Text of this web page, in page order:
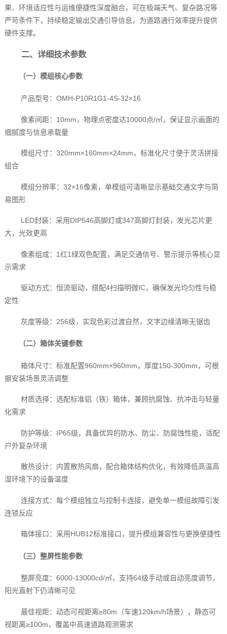
果、环境适应性与运维便捷性深度融合，可在极端天气、复杂路况等
严苛条件下，持续稳定输出交通引导信息，为道路通行效率提升提供
硬件支撑。
二、详细技术参数
（一）模组核心参数
产品型号：OMH-P10R1G1-4S-32×16
像素间距：10mm，物理点密度达10000点/㎡，保证显示画面的
细腻度与信息承载量
模组尺寸：320mm×160mm×24mm，标准化尺寸便于灵活拼接
组合
模组分辨率：32×16像素，单模组可清晰显示基础交通文字与简
易图形
LED封装：采用DIP546高脚灯或347高脚灯封装，发光芯片更
大，光效更高
像素组成：1红1绿双色配置，满足交通信号、警示提示等核心显
示需求
驱动方式：恒流驱动，搭配4扫描明微IC，确保发光均匀性与稳
定性
灰度等级：256级，实现色彩过渡自然，文字边缘清晰无锯齿
（二）箱体关键参数
箱体尺寸：标准配置960mm×960mm，厚度150-300mm，可根
据安装场景灵活调整
材质选择：选配标准铝（铁）箱体，兼顾抗腐蚀、抗冲击与轻量
化需求
防护等级：IP65级，具备优异的防水、防尘、防腐蚀性能，适配
户外复杂环境
散热设计：内置散热风扇，配合箱体结构优化，有效降低高温高
湿环境下的设备温度
连接方式：每个模组独立与控制卡连接，避免单一模组故障引发
连锁反应
箱体接口：采用HUB12标准接口，提升模组兼容性与更换便捷性
（三）整屏性能参数
整屏亮度：6000-13000cd/㎡，支持64级手动或自动亮度调节，
阳光直射下仍清晰可见
最佳视距：动态可视距离≥80m（车速120km/h场景），静态可
视距离≥100m，覆盖中高速道路观测需求